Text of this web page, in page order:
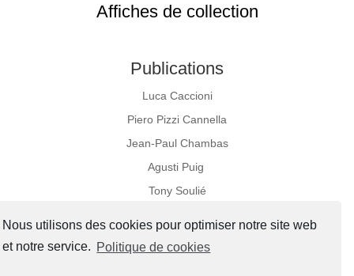
Nous utilisons des cookies pour optimiser notre site web
et notre service. Politique de cookies
Affiches de collection
Publications
Luca Caccioni
Piero Pizzi Cannella
Jean-Paul Chambas
Agusti Puig
Tony Soulié
Réseaux sociaux